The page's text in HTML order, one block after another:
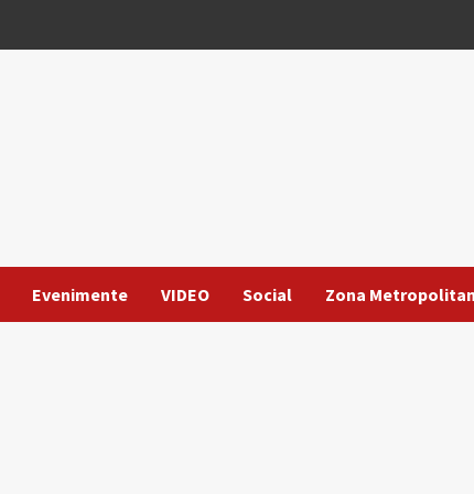
Evenimente VIDEO Social Zona